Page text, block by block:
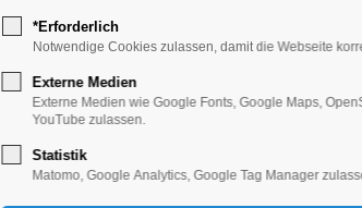
Mythos Maria
Ausstellung
16.08.2025, 10:00–17:00
*Erforderlich
Notwendige Cookies zulassen, damit die Webseite
Externe Medien
Externe Medien wie Google Fonts, Google Maps,
YouTube zulassen.
Statistik
Matomo, Google Analytics, Google Tag Manager